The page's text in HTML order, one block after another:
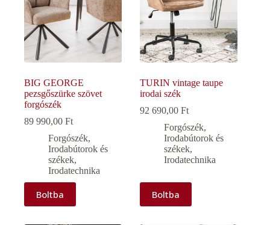
BIG GEORGE
pezsgőszürke szövet
forgószék
89 990,00 Ft
Forgószék,
Irodabútorok és
székek,
Irodatechnika
Boltba
TURIN vintage taupe
irodai szék
92 690,00Ft
Forgószék,
Irodabútorok és
székek,
Irodatechnika
Boltba